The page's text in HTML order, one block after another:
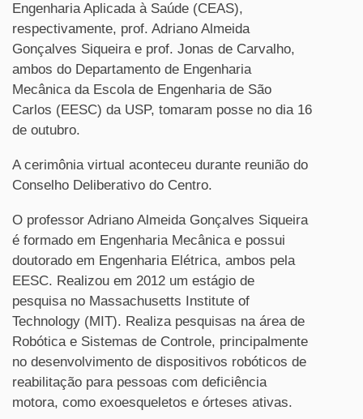
Engenharia Aplicada à Saúde (CEAS),
respectivamente, prof. Adriano Almeida
Gonçalves Siqueira e prof. Jonas de Carvalho,
ambos do Departamento de Engenharia
Mecânica da Escola de Engenharia de São
Carlos (EESC) da USP, tomaram posse no dia 16
de outubro.
A cerimônia virtual aconteceu durante reunião do
Conselho Deliberativo do Centro.
O professor Adriano Almeida Gonçalves Siqueira
é formado em Engenharia Mecânica e possui
doutorado em Engenharia Elétrica, ambos pela
EESC. Realizou em 2012 um estágio de
pesquisa no Massachusetts Institute of
Technology (MIT). Realiza pesquisas na área de
Robótica e Sistemas de Controle, principalmente
no desenvolvimento de dispositivos robóticos de
reabilitação para pessoas com deficiência
motora, como exoesqueletos e órteses ativas.